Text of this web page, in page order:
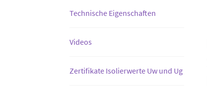
Technische Eigenschaften
Videos
Zertifikate Isolierwerte Uw und Ug